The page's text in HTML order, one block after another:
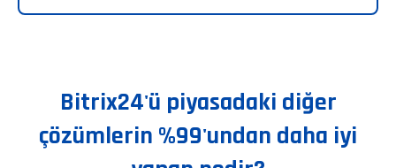
Bitrix24'ü piyasadaki diğer
çözümlerin %99'undan daha iyi